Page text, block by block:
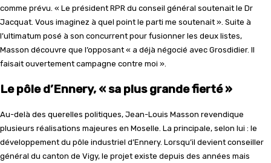
comme prévu. « Le président RPR du conseil général soutenait le Dr
Jacquat. Vous imaginez à quel point le parti me soutenait ». Suite à
l’ultimatum posé à son concurrent pour fusionner les deux listes,
Masson découvre que l’opposant « a déjà négocié avec Grosdidier. Il
faisait ouvertement campagne contre moi ».
Le pôle d’Ennery, « sa plus grande fierté »
Au-delà des querelles politiques, Jean-Louis Masson revendique
plusieurs réalisations majeures en Moselle. La principale, selon lui : le
développement du pôle industriel d’Ennery. Lorsqu’il devient conseiller
général du canton de Vigy, le projet existe depuis des années mais